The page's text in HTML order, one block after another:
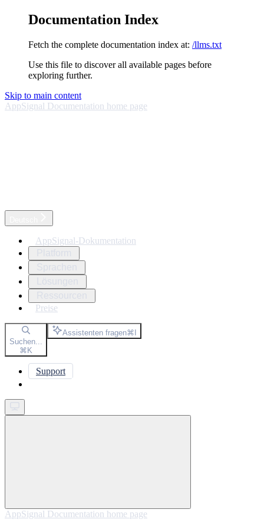
Documentation Index
Fetch the complete documentation index at: /llms.txt
Use this file to discover all available pages before
exploring further.
Skip to main content
AppSignal Documentation home page
AppSignal-Dokumentation
Preise
Suchen...
⌘K
Assistenten fragen⌘I
Support
AppSignal Documentation home page